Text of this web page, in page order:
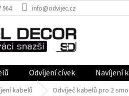
964 info@odvijec.cz
Odvíjení cívek Navíjení
kabelů Odvíječ kabelů pro 2